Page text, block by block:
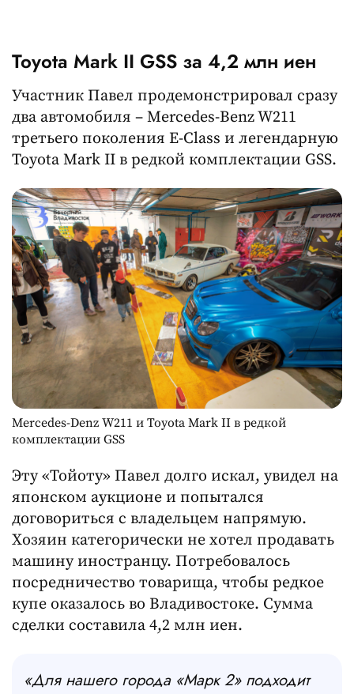
Toyota Mark II GSS за 4,2 млн иен
Участник Павел продемонстрировал сразу
два автомобиля – Mercedes-Benz W211
третьего поколения E-Class и легендарную
Toyota Mark II в редкой комплектации GSS.
Mercedes-Denz W211 и Toyota Mark II в редкой
комплектации GSS
Эту «Тойоту» Павел долго искал, увидел на
японском аукционе и попытался
договориться с владельцем напрямую.
Хозяин категорически не хотел продавать
машину иностранцу. Потребовалось
посредничество товарища, чтобы редкое
купе оказалось во Владивостоке. Сумма
сделки составила 4,2 млн иен.
«Для нашего города «Марк 2» подходит